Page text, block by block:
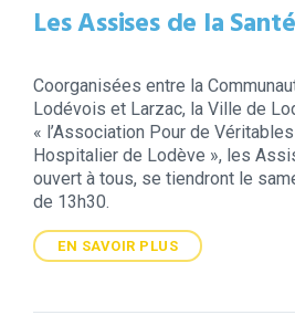
Les Assises de la
Coorganisées entre la
Lodévois et Larzac, la Ville de
« l’Association Pour de
Hospitalier de Lodève », les
ouvert à tous, se tiendront le
de 13h30.
EN SAVOIR PLUS